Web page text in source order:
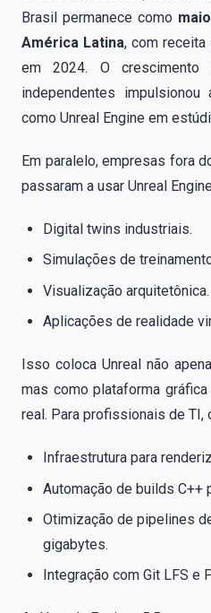
Brasil permanece como
América Latina, com receita
em 2024. O
independentes
como Unreal Engine em
Em paralelo, empresas fora
passaram a usar Unreal
Digital twins industriais.
Simulações de
Visualização arquitetônica.
Aplicações de realidade
Isso coloca Unreal não
mas como plataforma
real. Para profissionais de TI,
Infraestrutura para
Automação de builds C++
Otimização de pipelines
gigabytes.
Integração com Git LFS e